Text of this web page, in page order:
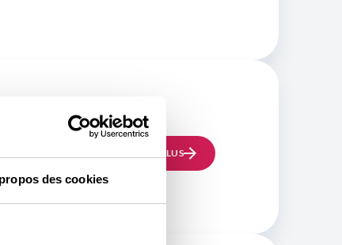
des cookies
EN SAVOIR PLUS